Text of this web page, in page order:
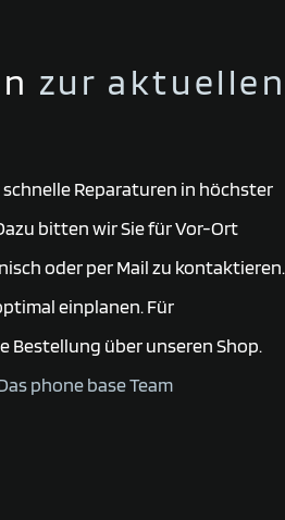
zur aktuellen
schnelle Reparaturen in höchster
bitten wir Sie für Vor-Ort
oder per Mail zu kontaktieren.
einplanen. Für
Bestellung über unseren Shop.
phone base Team